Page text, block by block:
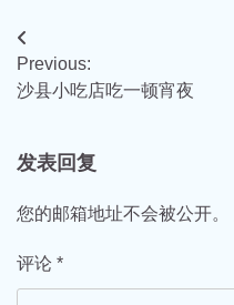
文
章
航
Previous:
沙县小吃店吃一顿宵夜
发表回复
您的邮箱地址不会被公开。
评论 *